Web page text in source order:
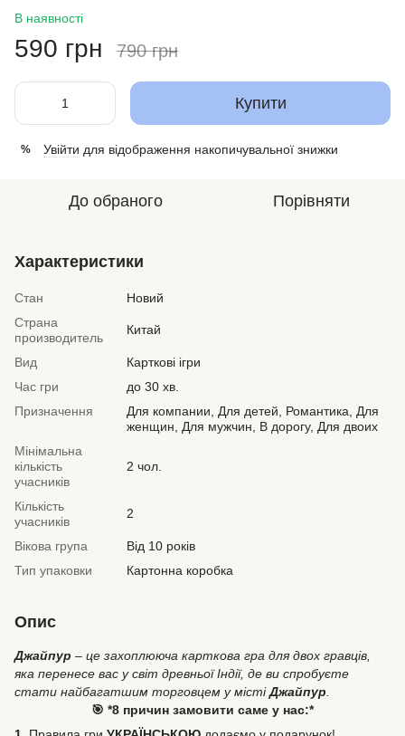
В наявності
590 грн 790 грн
Купити
% Увійти для відображення накопичувальної знижки
До обраного Порівняти
Характеристики
Стан
Новий
Страна
производитель
Китай
Вид
Карткові ігри
Час гри
до 30 хв.
Призначення
Для компании, Для детей, Романтика, Для
женщин, Для мужчин, В дорогу, Для двоих
Мінімальна
кількість
учасників
2 чол.
Кількість
учасників
2
Вікова група
Від 10 років
Тип упаковки
Картонна коробка
Опис
Джайпур – це захоплююча карткова гра для двох гравців,
яка перенесе вас у світ древньої Індії, де ви спробуєте
стати найбагатшим торговцем у містіДжайпур
🎯 *8 причин замовити саме у нас:*